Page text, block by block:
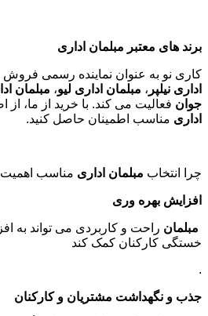
برند های معتبر مبلمان اداری
کاری نو به عنوان نماینده رسمی فروش
اداری نیلپر ، مبلمان اداری لیو، مبلمان
جوان فعالیت می کند. با خرید از ما، از
اداری مناسب اطمینان حاصل کنید.
چرا انتخاب مبلمان اداری مناسب اهمیت
افزایش بهره وری
مبلمان راحت و کاربردی می تواند به
خستگی کارکنان کمک کند
.
جذب و نگهداشت مشتریان و کارکنان